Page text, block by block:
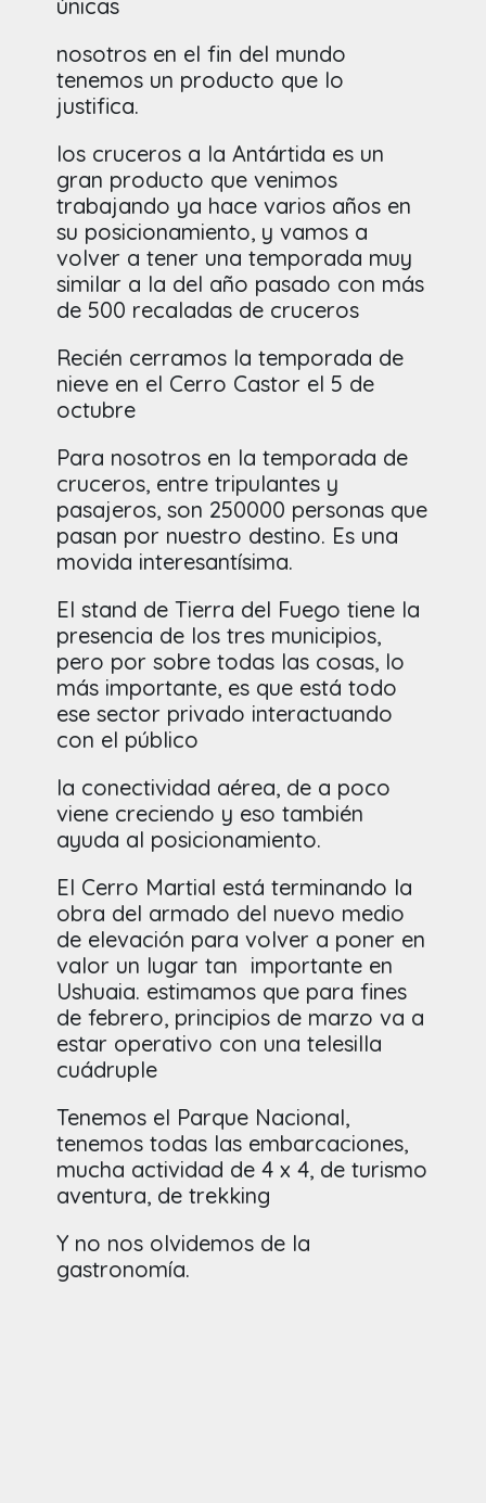
únicas
nosotros en el fin del mundo
tenemos un producto que lo
justifica.
los cruceros a la Antártida es un
gran producto que venimos
trabajando ya hace varios años en
su posicionamiento, y vamos a
volver a tener una temporada muy
similar a la del año pasado con más
de 500 recaladas de cruceros
Recién cerramos la temporada de
nieve en el Cerro Castor el 5 de
octubre
Para nosotros en la temporada de
cruceros, entre tripulantes y
pasajeros, son 250000 personas que
pasan por nuestro destino. Es una
movida interesantísima.
El stand de Tierra del Fuego tiene la
presencia de los tres municipios,
pero por sobre todas las cosas, lo
más importante, es que está todo
ese sector privado interactuando
con el público
la conectividad aérea, de a poco
viene creciendo y eso también
ayuda al posicionamiento.
El Cerro Martial está terminando la
obra del armado del nuevo medio
de elevación para volver a poner en
valor un lugar tan importante en
Ushuaia. estimamos que para fines
de febrero, principios de marzo va a
estar operativo con una telesilla
cuádruple
Tenemos el Parque Nacional,
tenemos todas las embarcaciones,
mucha actividad de 4 x 4, de turismo
aventura, de trekking
Y no nos olvidemos de la
gastronomía.